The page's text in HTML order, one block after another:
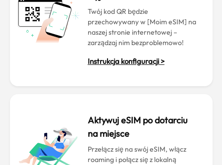
Twój kod QR będzie
przechowywany w [Moim eSIM] na
naszej stronie internetowej –
zarządzaj nim bezproblemowo!
Instrukcja konfiguracji >
Aktywuj eSIM po dotarciu
na miejsce
Przełącz się na swój eSIM, włącz
roaming i połącz się z lokalną